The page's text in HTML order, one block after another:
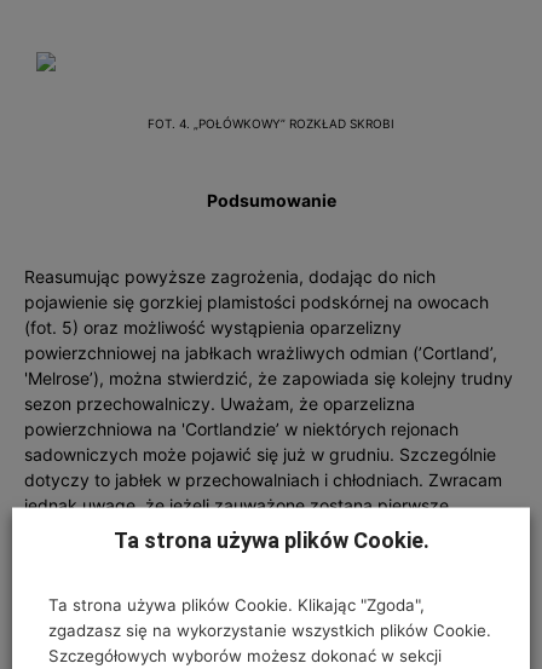
FOT. 4. „POŁÓWKOWY” ROZKŁAD SKROBI
Podsumowanie
Reasumując powyższe zagrożenia, dodając do nich
pojawienie się gorzkiej plamistości podskórnej na owocach
(fot. 5) oraz możliwość wystąpienia oparzelizny
powierzchniowej na jabłkach wrażliwych odmian (’Cortland’,
'Melrose’), można stwierdzić, że zapowiada się kolejny trudny
sezon przechowalniczy. Uważam, że oparzelizna
powierzchniowa na 'Cortlandzie’ w niektórych rejonach
sadowniczych może pojawić się już w grudniu. Szczególnie
dotyczy to jabłek w przechowalniach i chłodniach. Zwracam
jednak uwagę, że jeżeli zauważone zostaną pierwsze
symptomy tej choroby w wyżej wymienionych obiektach, to
należy wiedzieć, że choroba ta wy-stąpi także w chłodniach z
jeśli nie będą pobierane próbki owoców i nie przeprowadzi się
oceny zagrożenia przez oparzeliznę powierzchniową —
straty w chłodni z kontrolowaną atmosferą mogą być większe
Ta strona używa plików Cookie.
Ta strona używa plików Cookie. Klikając "Zgoda",
zgadzasz się na wykorzystanie wszystkich plików Cookie.
Szczegółowych wyborów możesz dokonać w sekcji